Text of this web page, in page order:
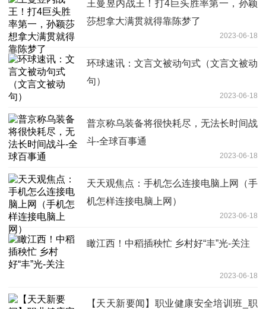
王曼昱内战王！打4巨头胜率第一，孙颖
莎想拿大满贯就得靠陈梦了
2023-06-18
环球速讯：文言文被动句式（文言文被动
句）
2023-06-18
普京称乌装备将很快耗尽，无法长时间战
斗-全球百事通
2023-06-18
天天观焦点：手机怎么连接电脑上网（手
机怎样连接电脑上网）
2023-06-18
瞰江西！中稻插秧忙 乡村好“丰”光-关注
2023-06-18
【天天新要闻】职业健康安全培训班_职